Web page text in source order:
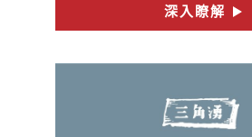
持每個細節，期望透過產品
打鐵工藝，讓傳統打鐵技藝
深入瞭解